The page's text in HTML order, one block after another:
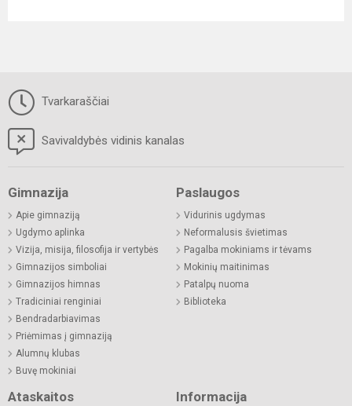
Tvarkaraščiai
Savivaldybės vidinis kanalas
Gimnazija
Apie gimnaziją
Ugdymo aplinka
Vizija, misija, filosofija ir vertybės
Gimnazijos simboliai
Gimnazijos himnas
Tradiciniai renginiai
Bendradarbiavimas
Priėmimas į gimnaziją
Alumnų klubas
Buvę mokiniai
Paslaugos
Vidurinis ugdymas
Neformalusis švietimas
Pagalba mokiniams ir tėvams
Mokinių maitinimas
Patalpų nuoma
Biblioteka
Ataskaitos Informacija